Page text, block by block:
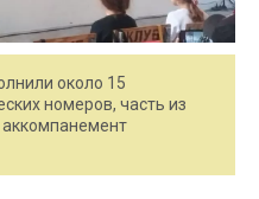
около 15
номеров, часть из